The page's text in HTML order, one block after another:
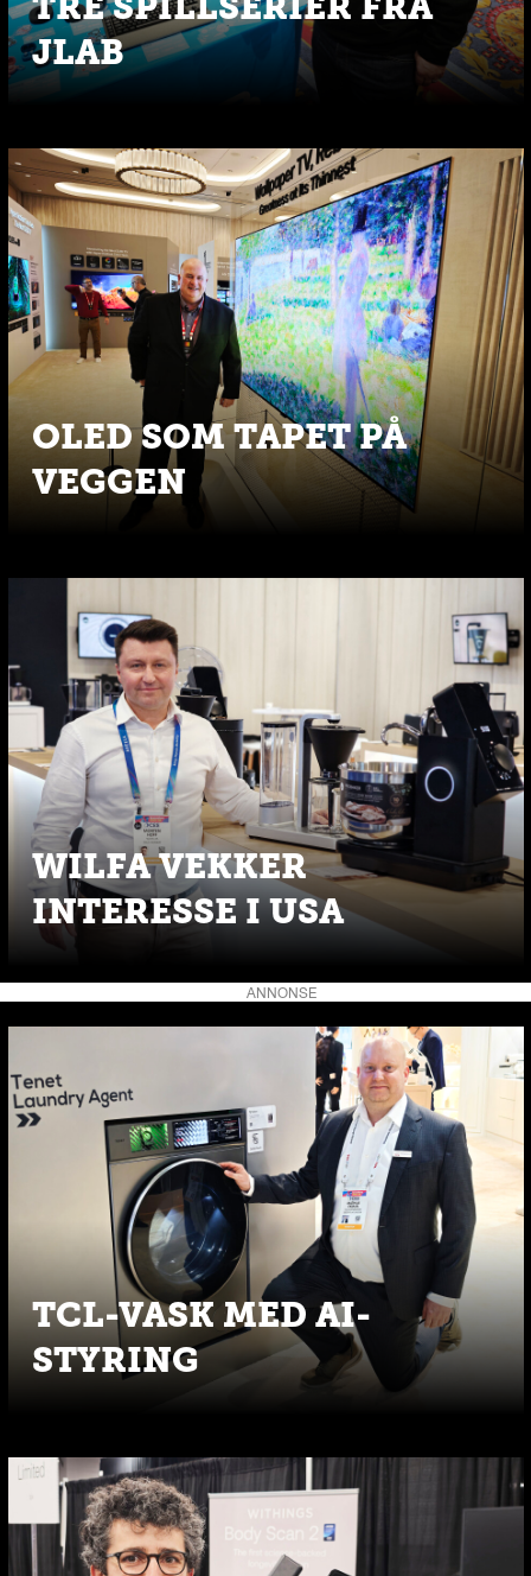
JLAB
OLED SOM TAPET PÅ
VEGGEN
WILFA VEKKER
INTERESSE I USA
ANNONSE
TCL-VASK MED AI-
STYRING